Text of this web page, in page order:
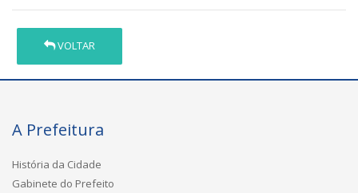
VOLTAR
A Prefeitura
História da Cidade
Gabinete do Prefeito